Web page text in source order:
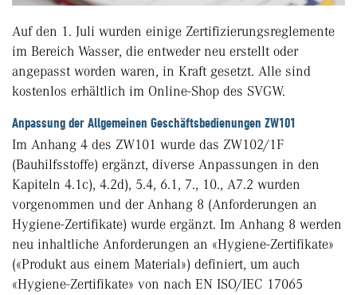
Auf den 1. Juli wurden einige Zertifizierungsreglemente
im Bereich Wasser, die entweder neu erstellt oder
angepasst worden waren, in Kraft gesetzt. Alle sind
kostenlos erhältlich im Online-Shop des SVGW.
Anpassung der Allgemeinen Geschäftsbedienungen ZW101
Im Anhang 4 des ZW101 wurde das ZW102/1F
(Bauhilfsstoffe) ergänzt, diverse Anpassungen in den
Kapiteln 4.1c), 4.2d), 5.4, 6.1, 7., 10., A7.2 wurden
vorgenommen und der Anhang 8 (Anforderungen an
Hygiene-Zertifikate) wurde ergänzt. Im Anhang 8 werden
neu inhaltliche Anforderungen an «Hygiene-Zertifikate»
(«Produkt aus einem Material») definiert, um auch
«Hygiene-Zertifikate» von nach EN ISO/IEC 17065